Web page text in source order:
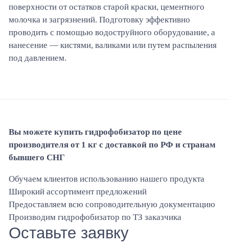
поверхности от остатков старой краски, цементного
молочка и загрязнений. Подготовку эффективно
проводить с помощью водоструйного оборудование, а
нанесение — кистями, валиками или путем распыления
под давлением.
Вы можете купить гидрофобизатор по цене
производителя от 1 кг с доставкой по РФ и странам
бывшего СНГ
Обучаем клиентов использованию нашего продукта
Широкий ассортимент предложений
Предоставляем всю сопроводительную документацию
Производим гидрофобизатор по ТЗ заказчика
Оставьте заявку